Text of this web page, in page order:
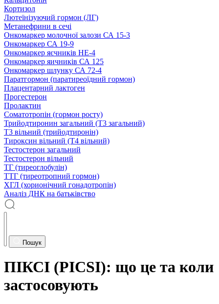
Кортизол
Лютеїнізуючий гормон (ЛГ)
Метанефрини в сечі
Онкомаркер молочної залози СА 15-3
Онкомаркер СА 19-9
Онкомаркер яєчників НЕ-4
Онкомаркер яичників СА 125
Онкомаркер шлунку СА 72-4
Паратгормон (паратиреоїдний гормон)
Плацентарний лактоген
Прогестерон
Пролактин
Соматотропін (гормон росту)
Трийодтиронин загальний (Т3 загальний)
Т3 вільний (трийодтиронін)
Тироксин вільний (Т4 вільний)
Тестостерон загальний
Тестостерон вільний
ТГ (тиреоглобулін)
ТТГ (тиреотропний гормон)
ХГЛ (хорионічний гонадотропін)
Аналіз ДНК на батьківство
Пошук
ПІКСІ (PICSI): що це та коли
застосовують